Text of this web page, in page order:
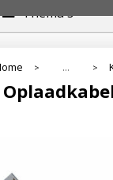
Thema's
> ... >